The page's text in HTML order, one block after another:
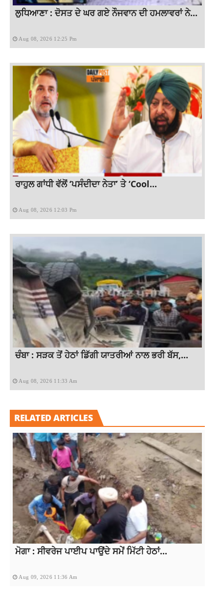
ਲੁਧਿਆਣਾ : ਦੋਸਤ ਦੇ ਘਰ ਗਏ ਨੌਜਵਾਨ ਦੀ ਹਮਲਾਵਰਾਂ ਨੇ...
Aug 08, 2026 12:25 Pm
ਰਾਹੁਲ ਗਾਂਧੀ ਵੱਲੋਂ ‘ਪਸੰਦੀਦਾ ਨੇਤਾ’ ਤੇ ‘Cool...
Aug 08, 2026 12:03 Pm
ਚੰਬਾ : ਸੜਕ ਤੋਂ ਹੇਠਾਂ ਡਿੱਗੀ ਯਾਤਰੀਆਂ ਨਾਲ ਭਰੀ ਬੱਸ,...
Aug 08, 2026 11:33 Am
RELATED ARTICLES
ਮੋਗਾ : ਸੀਵਰੇਜ ਪਾਈਪ ਪਾਉਂਦੇ ਸਮੇਂ ਮਿੱਟੀ ਹੇਠਾਂ...
Aug 09, 2026 11:36 Am